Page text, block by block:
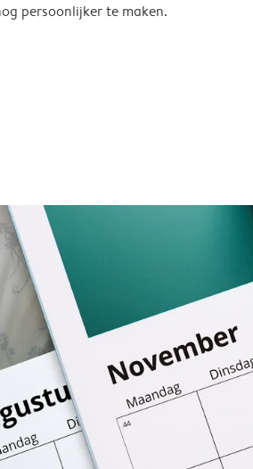
persoonlijker te maken.